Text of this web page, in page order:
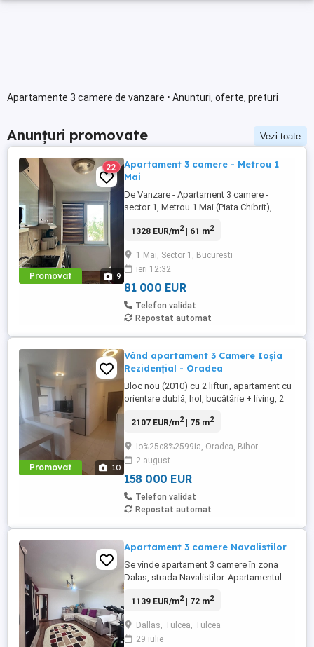
Apartamente 3 camere de vanzare • Anunturi, oferte, preturi
Anunțuri promovate Vezi toate
Promovat 9
22
Apartament 3 camere - Metrou 1
Mai
De Vanzare - Apartament 3 camere -
sector 1, Metrou 1 Mai (Piata Chibrit),
seismic Direct Propietar ( nu colaboram cu
C, Etaj 3 - sector 1, Metrou 1 Mai, Piata
Chibrit - blocul fizic este pe Strada Dornei
- intrare ...
1328 EUR/m2| 61 m2
1 Mai, Sector 1, Bucuresti
ieri 12:32
81 000 EUR
Telefon validat
Repostat automat
Promovat 10
Vând apartament 3 Camere Ioșia
Rezidențial - Oradea
Bloc nou (2010) cu 2 lifturi, apartament cu
orientare dublă, hol, bucătărie + living, 2
mobilat.
2107 EUR/m2| 75 m2
Io%25c8%2599ia, Oradea, Bihor
2 august
158 000 EUR
Telefon validat
Repostat automat
Apartament 3 camere Navalistilor
Se vinde apartament 3 camere în zona
Dalas, strada Navalistilor. Apartamentul
, bucătărie și balcon. Se vinde cu toate
proprie pe gaz, cu toate verificările la zi,
AC funcțional, electrocasnice. Pretul se
1139 EUR/m2| 72 m2
Dallas, Tulcea, Tulcea
29 iulie